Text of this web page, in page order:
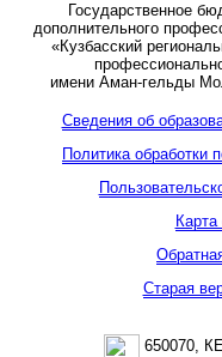
Государственное
дополнительного
«Кузбасский
имени Аман-гельды
Сведения об
Политика обработки
Карта
Старая
650070,